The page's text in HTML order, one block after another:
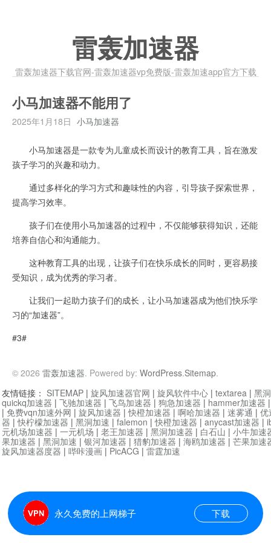
雷轰加速器
雷轰加速器下载官网-雷轰加速器vp免费版-雷轰加速app官方下载
小马加速器不能用了
2025年1月18日 小马加速器
小马加速器是一款专为儿童成长而设计的教育工具，旨在激发
孩子学习的兴趣和动力。
通过多样化的学习方式和趣味性的内容，引导孩子探索世界，
提高学习效率。
孩子们在使用小马加速器的过程中，不仅能够获得知识，还能
培养自信心和沟通能力。
这种教育工具的出现，让孩子们在快乐成长的同时，更容易接
受知识，成为优秀的学习者。
让我们一起助力孩子们的成长，让小马加速器成为他们快乐学
习的“加速器”。
#3#
© 2026 雷轰加速器. Powered by: WordPress.Sitemap.
永久免费的上网梯子 下载
友情链接： SITEMAP | 旋风加速器官网 | 旋风软件中心 | textarea | 黑
quickq加速器 | 飞驰加速器 | 飞鸟加速器 | 狗急加速器 | hammer加速器
| 免费vqn加速外网 | 旋风加速器 |快橙加速器 | 啊哈加速器 | 迷雾通 | 优
器 |快柠檬加速器 | 黑洞加速 | falemon |快橙加速器 | anycast加速器 |
元机场加速器 | 一元机场 | 老王加速器 | 黑洞加速器 | 白石山 | 小牛加速
果加速器 | 黑洞加速 | 银河加速器 | 猎豹加速器 | 海鸥加速器 | 芒果加速
旋风加速器度器 | 哔咔漫画 | PicACG | 雷霆加速